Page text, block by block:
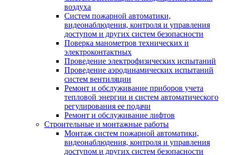
воздуха
Систем пожарной автоматики,
видеонаблюдения, контроля и управления
доступом и других систем безопасности
Поверка манометров технических и
электроконтактных
Проведение электрофизических испытаний
Проведение аэродинамических испытаний
систем вентиляции
Ремонт и обслуживание приборов учета
тепловой энергии и систем автоматического
регулирования ее подачи
Ремонт и обслуживание лифтов
Строительные и монтажные работы
Монтаж систем пожарной автоматики,
видеонаблюдения, контроля и управления
доступом и других систем безопасности